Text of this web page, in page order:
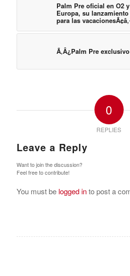
Palm Pre oficial en O2
Europa, su lanzamiento
para las
Ã‚Â¿Palm Pre
0
REPLIES
Leave a Reply
Want to join the discussion?
Feel free to contribute!
You must be logged into post a